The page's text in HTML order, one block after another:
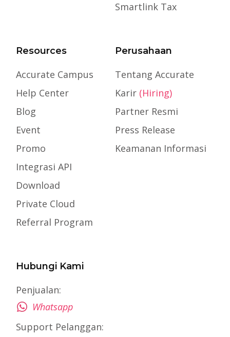
Smartlink Tax
Resources
Accurate Campus
Help Center
Blog
Event
Promo
Integrasi API
Download
Private Cloud
Referral Program
Perusahaan
Tentang Accurate
Karir (Hiring)
Partner Resmi
Press Release
Keamanan Informasi
Hubungi Kami
Penjualan:
Whatsapp
Support Pelanggan: